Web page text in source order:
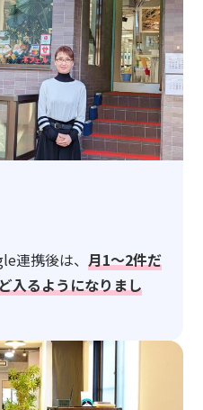
連携後は、 月1〜2件だ
入るようになりまし